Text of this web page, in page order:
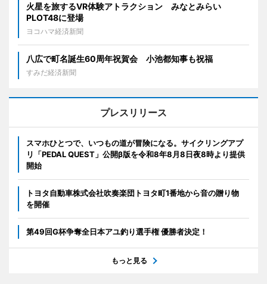
火星を旅するVR体験アトラクション みなとみらい
PLOT48に登場
ヨコハマ経済新聞
八広で町名誕生60周年祝賀会 小池都知事も祝福
すみだ経済新聞
プレスリリース
スマホひとつで、いつもの道が冒険になる。サイクリングアプ
リ「PEDAL QUEST」公開β版を令和8年8月8日夜8時より提供
開始
トヨタ自動車株式会社吹奏楽団トヨタ町1番地から音の贈り物
を開催
第49回G杯争奪全日本アユ釣り選手権 優勝者決定！
もっと見る